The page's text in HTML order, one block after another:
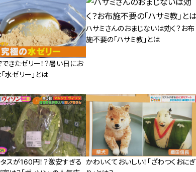
きたゼリー！？暑い日にお
水ゼリー」とは
ハサミさんのおまじないは効く？お布
施不要の「ハサミ教」とは
スが160円！？激安すぎる
かわいくておいしい！「ざわつくおにぎ